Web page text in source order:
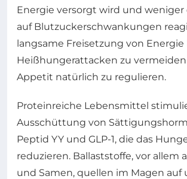
Energie versorgt wird und
auf Blutzuckerschwankungen
langsame Freisetzung von Energie
Heißhungerattacken zu
Appetit natürlich zu regulieren.
Proteinreiche Lebensmittel
Ausschüttung von
Peptid YY und GLP-1, die das
reduzieren. Ballaststoffe, vor allem
und Samen, quellen im Magen auf